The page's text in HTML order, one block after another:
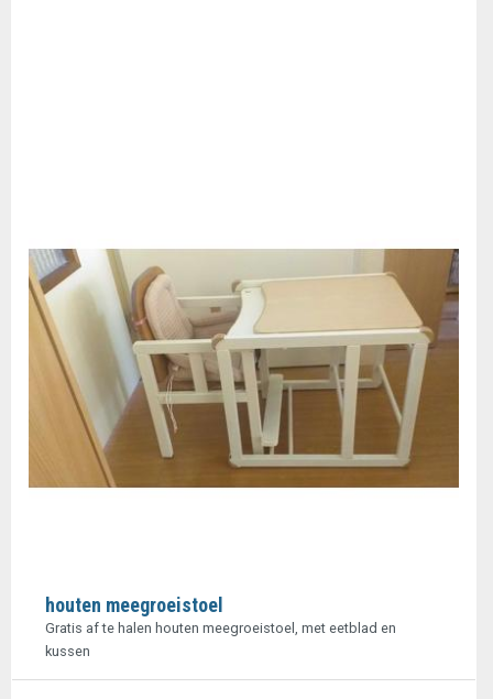
houten meegroeistoel
Gratis af te halen houten meegroeistoel, met eetblad en
kussen